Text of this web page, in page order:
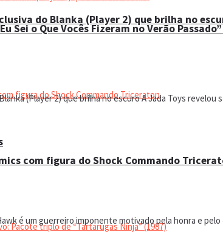
Sei o Que Vocês Fizeram no Verão
com figura do Shock Commando
do Blanka (Player 2) que brilha no
(Player 2) que brilha no escuro A Jada Toys revelou
é um guerreiro imponente motivado pela honra e pelo